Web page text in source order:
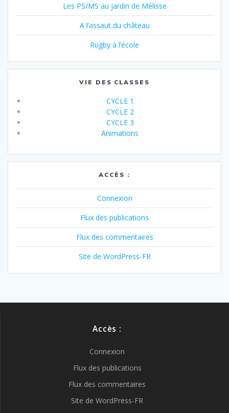
Les PS/MS au jardin de Mélisse
A l’assaut du château
Rugby à l’école
VIE DES CLASSES
CYCLE 1
CYCLE 2
CYCLE 3
Animations
ACCÈS :
Connexion
Flux des publications
Flux des commentaires
Site de WordPress-FR
Accès :
Connexion
Flux des publications
Flux des commentaires
Site de WordPress-FR